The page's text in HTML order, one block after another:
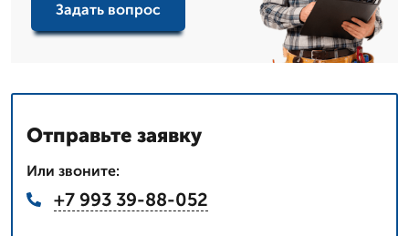
Задать вопрос
Отправьте заявку
Или звоните:
+7 993 39-88-052